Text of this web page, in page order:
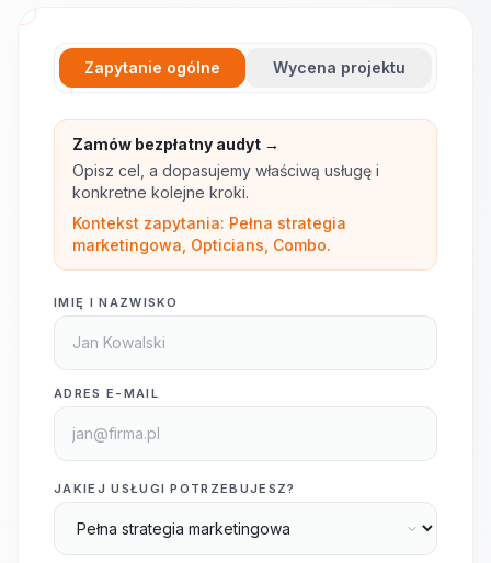
Zapytanie ogólne Wycena projektu
Zamów bezpłatny audyt →
Opisz cel, a dopasujemy właściwą usługę i
konkretne kolejne kroki.
Kontekst zapytania: Pełna strategia
marketingowa, Opticians, Combo.
IMIĘ I NAZWISKO
ADRES E-MAIL
JAKIEJ USŁUGI POTRZEBUJESZ?